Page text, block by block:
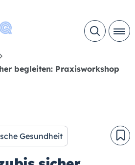
begleiten: Praxisworkshop
Gesundheit